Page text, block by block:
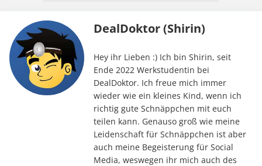
DealDoktor (Shirin)
Hey ihr Lieben :) Ich bin Shirin, seit
Ende 2022 Werkstudentin bei
DealDoktor. Ich freue mich immer
wieder wie ein kleines Kind, wenn ich
richtig gute Schnäppchen mit euch
teilen kann. Genauso groß wie meine
Leidenschaft für Schnäppchen ist aber
auch meine Begeisterung für Social
Media, weswegen ihr mich auch des